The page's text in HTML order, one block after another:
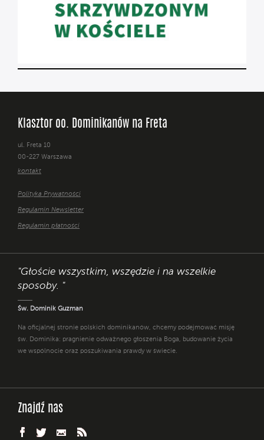
Klasztor oo. Dominikanów na Freta
ul. Freta 10
00-227 Warszawa
kontakt
Polityka Prywatności
Regulamin Newsletter
Regulamin płatności
"Głoście wszystkim, wszędzie i na wszelkie
sposoby. "
Św. Dominik Guzman
Na oficjalnej stronie polskich dominikanów, chcemy podejmować misję
św. Dominika: pragnienie odważnego głoszenia Boga, budowanie życia
we wspólnocie oraz poszukiwania prawdy w świecie.
Znajdź nas